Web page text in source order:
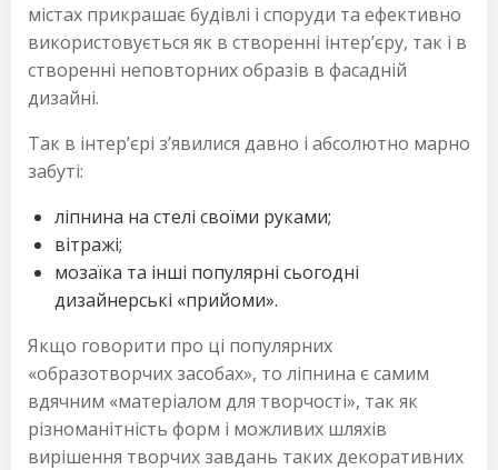
містах прикрашає будівлі і споруди та ефективно
використовується як в створенні інтер’єру, так і в
створенні неповторних образів в фасадній
дизайні.
Так в інтер’єрі з’явилися давно і абсолютно марно
забуті:
ліпнина на стелі своїми руками;
вітражі;
мозаїка та інші популярні сьогодні
дизайнерські «прийоми».
Якщо говорити про ці популярних
«образотворчих засобах», то ліпнина є самим
вдячним «матеріалом для творчості», так як
різноманітність форм і можливих шляхів
вирішення творчих завдань таких декоративних